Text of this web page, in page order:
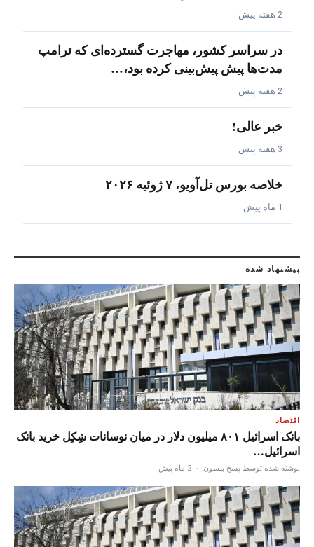
2 هفته پیش
در سراسر کشور، مهاجرت گسترده‌ای که ترامپ
مدت‌ها پیش پیش‌بینی کرده بود،…
2 هفته پیش
خبر عالی!
3 هفته پیش
خلاصه بورس تل‌آویو، ۷ ژوئیه ۲۰۲۶
1 ماه پیش
پیشنهاد شده
اقتصاد
بانک اسرائیل ۸۰۱ میلیون دلار در میان نوسانات شِکِل خرید بانک
اسرائیل…
نوشته شده توسط پسح بنسون · 2 ماه پیش